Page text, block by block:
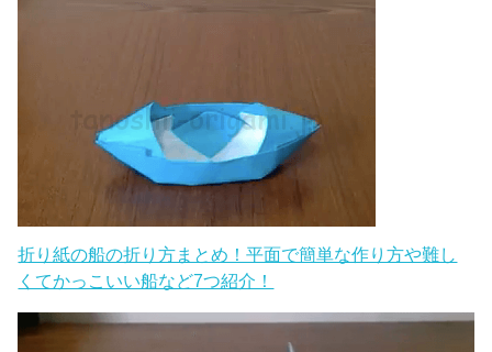
折り紙の箱の作り方まとめ！かわいい正方形・立方体の
折り方5選！